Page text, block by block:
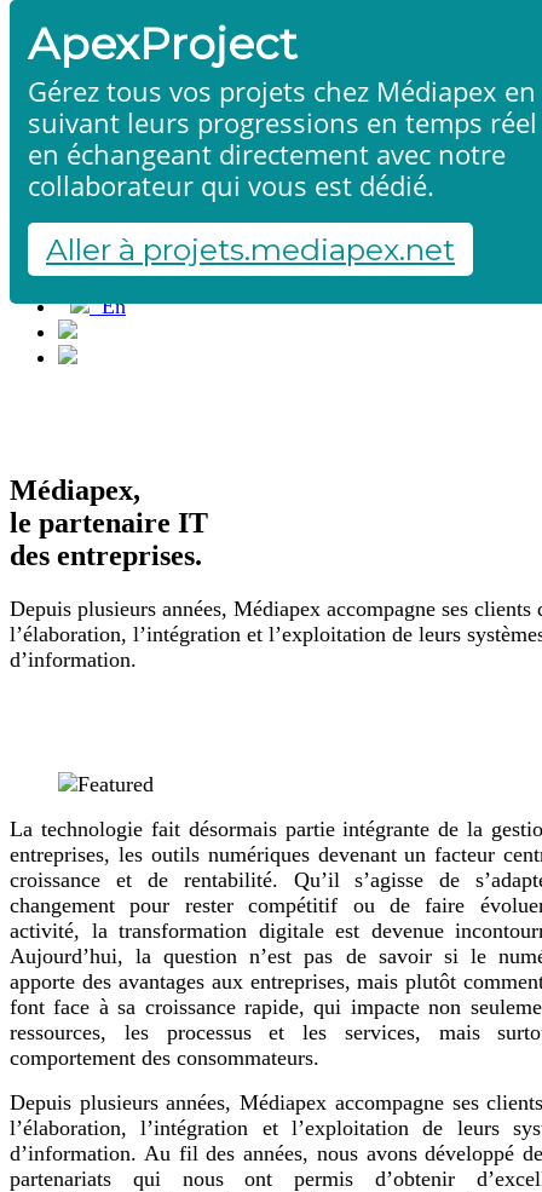
Accueil
Produits & services
Références
Démarrer un projet
Fr
En
Médiapex,
le partenaire IT
des entreprises.
Depuis plusieurs années, Médiapex accompagne ses clients
l’élaboration, l’intégration et l’exploitation de leurs
d’information.
La technologie fait désormais partie intégrante de la
entreprises, les outils numériques devenant un facteur
croissance et de rentabilité. Qu’il s’agisse de
changement pour rester compétitif ou de faire
activité, la transformation digitale est devenue
Aujourd’hui, la question n’est pas de savoir si le
apporte des avantages aux entreprises, mais plutôt
font face à sa croissance rapide, qui impacte non
ressources, les processus et les services, mais
comportement des consommateurs.
Depuis plusieurs années, Médiapex accompagne ses
l’élaboration, l’intégration et l’exploitation de leurs
d’information. Au fil des années, nous avons développé
partenariats qui nous ont permis d’obtenir
ApexProject
Gérez tous vos projets chez Médiapex en
suivant leurs progressions en temps
en échangeant directement avec notre
collaborateur qui vous est dédié.
Aller à projets.mediapex.net